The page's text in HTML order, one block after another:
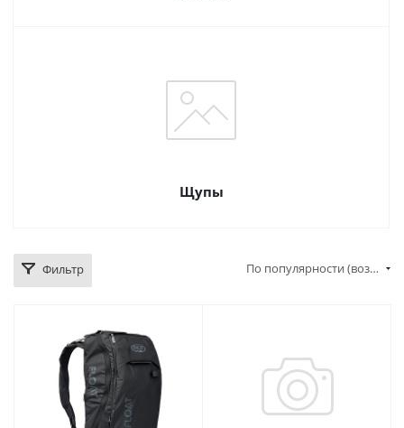
Щупы
Фильтр По популярности (возрастание)